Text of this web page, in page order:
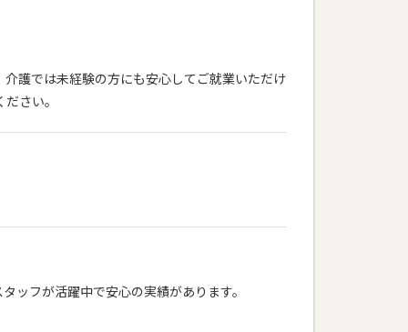
護では未経験の方にも安心してご就業いただけ
さい。
ッフが活躍中で安心の実績があります。